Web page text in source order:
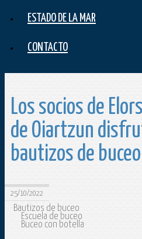
ESTADO DE LA MAR
CONTACTO
Los socios de
de Oiartzun
bautizos de buceo
25/10/2022
Bautizos de buceo
Escuela de buceo
Buceo con botella